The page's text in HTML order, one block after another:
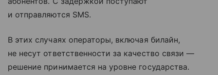
и отправляются SMS.
В этих случаях операторы, включая билайн,
не несут ответственности за качество связи —
решение принимается на уровне государства.